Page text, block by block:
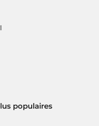
populaires